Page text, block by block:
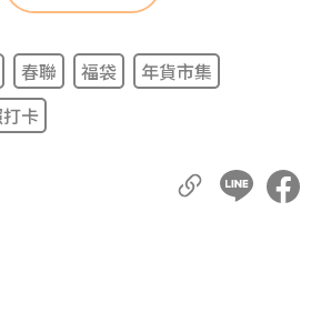
春聯 福袋
年貨市集
卡